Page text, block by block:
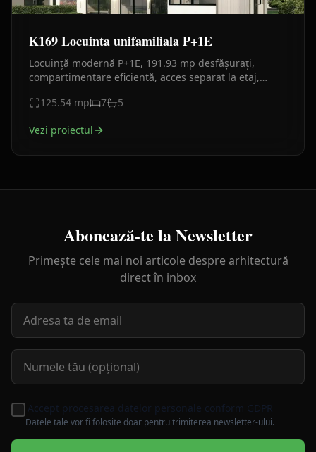
K169 Locuinta unifamiliala P+1E
Locuință modernă P+1E, 191.93 mp desfășurați,
compartimentare eficientă, acces separat la etaj,
125.54 mp 7 5
Vezi proiectul
Abonează-te la Newsletter
Primește cele mai noi articole despre arhitectură
direct în inbox
Accept procesarea datelor personale conform GDPR
Datele tale vor fi folosite doar pentru trimiterea newsletter-ului.